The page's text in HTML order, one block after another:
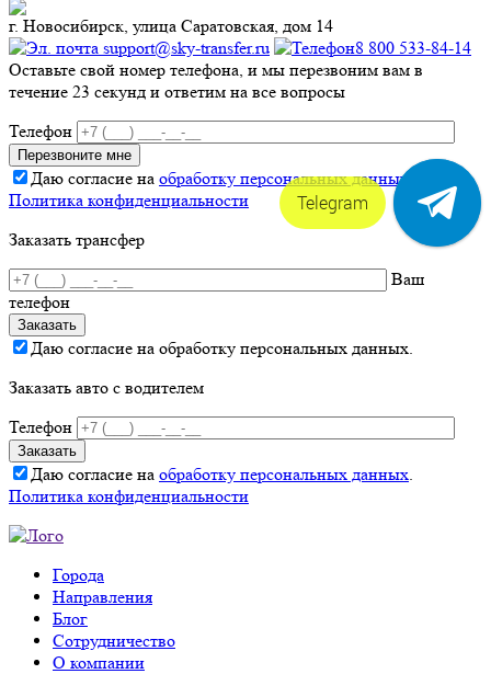
г. Новосибирск, улица Саратовская, дом 14
support@sky-transfer.ru
8 800 533-84-14
Оставьте свой номер телефона, и мы перезвоним вам в
течение 23 секунд и ответим на все вопросы
Телефон
Даю согласие на обработку персональных данных
Политика конфиденциальности
Заказать трансфер
Ваш
телефон
Даю согласие на обработку персональных данных.
Заказать авто с водителем
Телефон
Даю согласие на обработку персональных данных.
Политика конфиденциальности
Города
Направления
Блог
Сотрудничество
О компании
Telegram